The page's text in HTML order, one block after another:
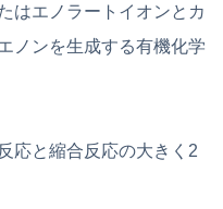
はエノラートイオンとカ
ノンを生成する有機化学
応と縮合反応の大きく2